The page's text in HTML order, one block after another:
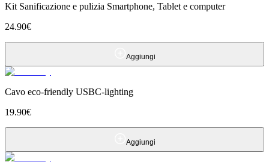
Kit Sanificazione e pulizia Smartphone, Tablet e computer
24.90€
Aggiungi
Cavo eco-friendly USBC-lighting
19.90€
Aggiungi